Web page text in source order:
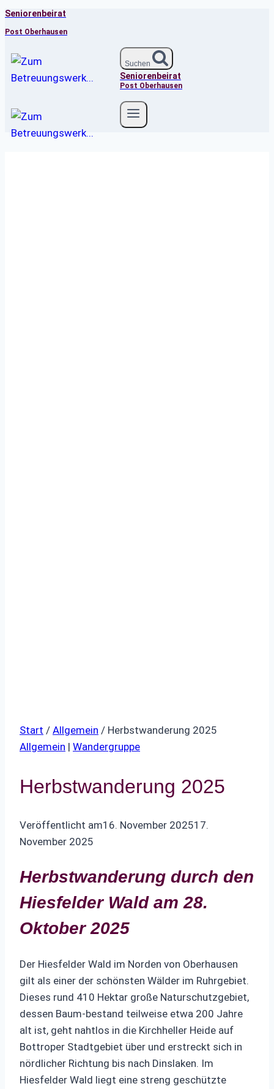
Zum
Inhalt
Seniorenbeirat
Post Oberhausen
Suchen
Seniorenbeirat
Post Oberhausen
Start / Allgemein / Herbstwanderung 2025
Allgemein | Wandergruppe
Herbstwanderung 2025
Veröffentlicht am16. November 202517.
November 2025
Herbstwanderung durch den
Hiesfelder Wald am 28.
Oktober 2025
Der Hiesfelder Wald im Norden von Oberhausen
gilt als einer der schönsten Wälder im Ruhrgebiet.
Dieses rund 410 Hektar große Naturschutzgebiet,
dessen Baum-bestand teilweise etwa 200 Jahre
alt ist, geht nahtlos in die Kirchheller Heide auf
Bottroper Stadtgebiet über und erstreckt sich in
nördlicher Richtung bis nach Dinslaken. Im
Hiesfelder Wald liegt eine streng geschützte